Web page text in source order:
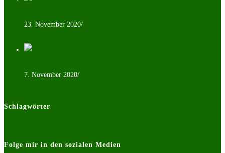
23. November 2020/
7. November 2020/
Schlagwörter
Folge mir in den sozialen Medien